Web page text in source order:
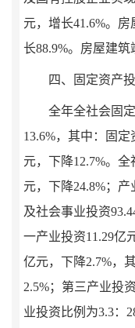
元，增长41.6%。房
长88.9%。房屋建筑
四、固定资产
全年全社会固
13.6%，其中：固定
元， 下降12.7%。 全
元， 下降24.8%；产
及社会事业投资
一产业投资11.29亿
亿元， 下降2.7%，
2.5%；第三产业投资
业投资比例为3.3：